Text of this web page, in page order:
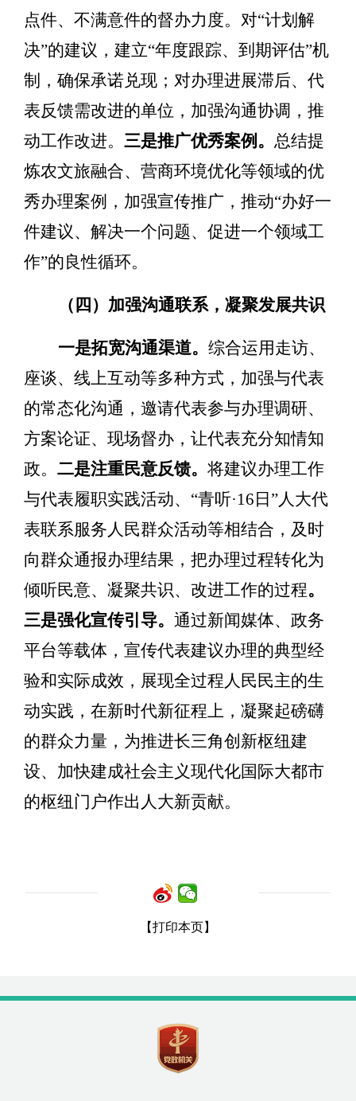
点件、不满意件的督办力度。 对“计划解
决”的建议，建立“年度跟踪、到期评估”机
制，确保承诺兑现；对办理进展滞后、代
表反馈需改进的单位，加强沟通协调，推
动工作改进。三是推广优秀案例。 总结提
炼农文旅融合、营商环境优化等领域的优
秀办理案例，加强宣传推广，推动“办好一
件建议、解决一个问题、促进一个领域工
作”的良性循环。
（四）加强沟通联系，凝聚发展共识
一是拓宽沟通渠道。综合运用走访、
座谈、线上互动等多种方式，加强与代表
的常态化沟通，邀请代表参与办理调研、
方案论证、现场督办，让代表充分知情知
政。二是注重民意反馈。将建议办理工作
与代表履职实践活动、 “青听·16 日”人大代
表联系服务人民群众活动等相结合，及时
向群众通报办理结果，把办理过程转化为
倾听民意、凝聚共识、改进工作的过程。
三是强化宣传引导。通过新闻媒体、政务
平台等载体，宣传代表建议办理的典型经
验和实际成效，展现全过程人民民主的生
动实践，在新时代新征程上，凝聚起磅礴
的群众力量，为推进长三角创新枢纽建
设、加快建成社会主义现代化国际大都市
的枢纽门户作出人大新贡献。
【打印本页】